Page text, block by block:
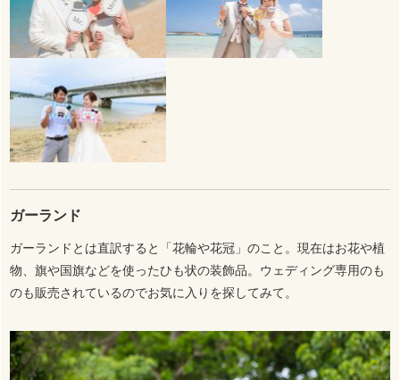
ガーランド
ガーランドとは直訳すると「花輪や花冠」のこと。現在はお花や植
物、旗や国旗などを使ったひも状の装飾品。ウェディング専用のも
のも販売されているのでお気に入りを探してみて。